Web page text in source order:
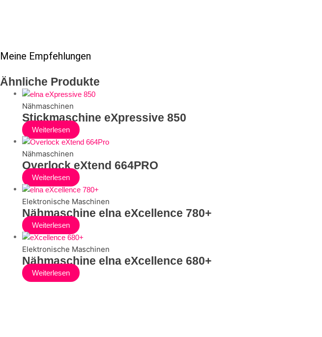
Meine Empfehlungen
Ähnliche Produkte
Nähmaschinen
Stickmaschine eXpressive 850
Weiterlesen
Nähmaschinen
Overlock eXtend 664PRO
Weiterlesen
Elektronische Maschinen
Nähmaschine elna eXcellence 780+
Weiterlesen
Elektronische Maschinen
Nähmaschine elna eXcellence 680+
Weiterlesen